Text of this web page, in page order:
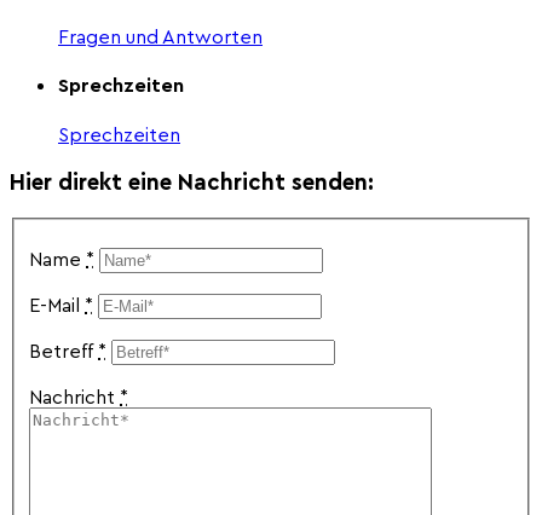
Fragen und Antworten
Sprechzeiten
Sprechzeiten
Hier direkt eine Nachricht senden:
Name *
E-Mail *
Betreff *
Nachricht *